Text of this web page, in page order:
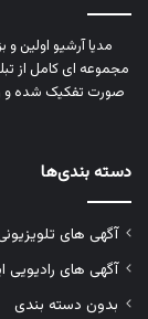
مدیا آرشیو اولین
مجموعه‌ ای کامل از
صورت تفکیک‌ شده و
دسته بندی‌ها
آگهی های
آگهی های رادیویی
بدون دسته بندی